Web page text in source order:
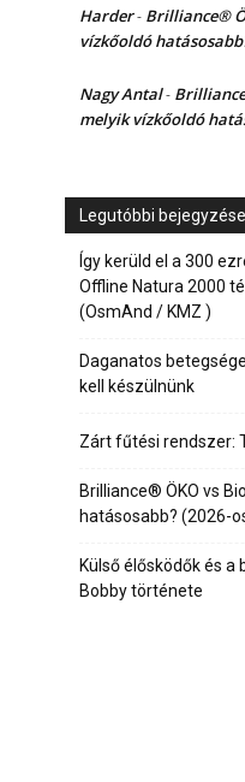
Harder- Brilliance®
vízkőoldó
Nagy Antal-
melyik vízkőoldó
Legutóbbi
Így kerüld el a 300
Offline Natura 2000
(OsmAnd / KMZ )
Daganatos
kell készülnünk
Zárt fűtési rendszer:
Brilliance® ÖKO vs
hatásosabb? (2026-
Külső élősködők és
Bobby története